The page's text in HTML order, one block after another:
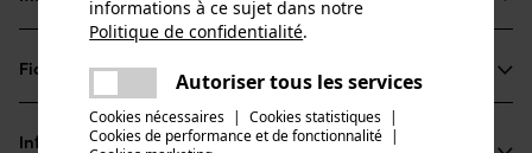
Grande liberte de mouvement grace aux manches
Détails du produit
Type de manche
manches longues
Type de matériau
Fiches techniques
Fiche de données de sécurité du produit (PDF)
Informations fabricant
informations à ce sujet dans notre
Politique de confidentialité.
Autoriser tous les services
Cookies nécessaires | Cookies statistiques |
Cookies de performance et de fonctionnalité |
Une erreur s'est produite. Veuillez
essayer encore.
partager
partager
mail